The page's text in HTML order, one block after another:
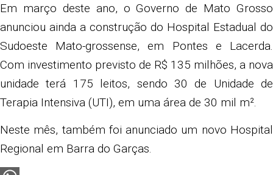
Em março deste ano, o Governo de Mato Grosso
anunciou ainda a construção do Hospital Estadual do
Sudoeste Mato-grossense, em Pontes e Lacerda.
Com investimento previsto de R$ 135 milhões, a nova
unidade terá 175 leitos, sendo 30 de Unidade de
Terapia Intensiva (UTI), em uma área de 30 mil m².
Neste mês, também foi anunciado um novo Hospital
Regional em Barra do Garças.